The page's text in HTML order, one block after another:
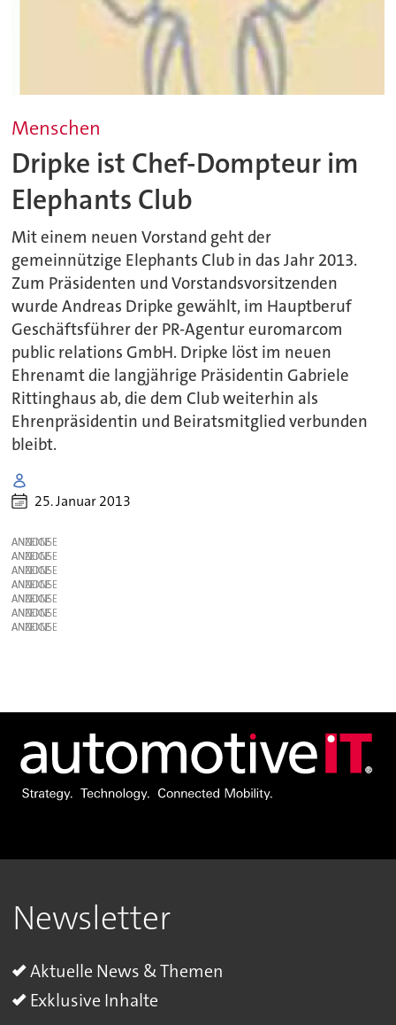
Menschen
Dripke ist Chef-Dompteur im
Elephants Club
Mit einem neuen Vorstand geht der
gemeinnützige Elephants Club in das Jahr 2013.
Zum Präsidenten und Vorstandsvorsitzenden
wurde Andreas Dripke gewählt, im Hauptberuf
Geschäftsführer der PR-Agentur euromarcom
public relations GmbH. Dripke löst im neuen
Ehrenamt die langjährige Präsidentin Gabriele
Rittinghaus ab, die dem Club weiterhin als
Ehrenpräsidentin und Beiratsmitglied verbunden
bleibt.
25. Januar 2013
ANZEIGE
ANZEIGE
ANZEIGE
ANZEIGE
ANZEIGE
ANZEIGE
ANZEIGE
Newsletter
Aktuelle News & Themen
Exklusive Inhalte